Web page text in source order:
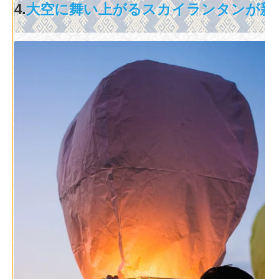
4.大空に舞い上がるスカイランタンが